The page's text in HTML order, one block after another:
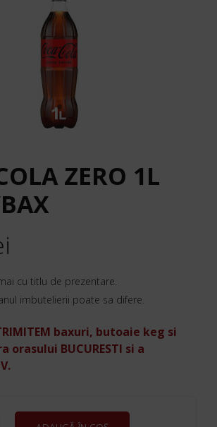
ZERO 1L
cu titlu de prezentare.
imbutelierii poate sa difere.
baxuri, butoaie keg si
orasului BUCURESTI si a